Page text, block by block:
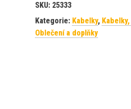
SKU: 25333
Kategorie: Kabelky,
Oblečení a doplňky